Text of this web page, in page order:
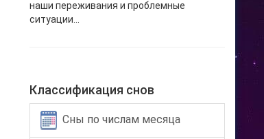
наши переживания и проблемные
ситуации...
Классификация снов
Сны по числам месяца